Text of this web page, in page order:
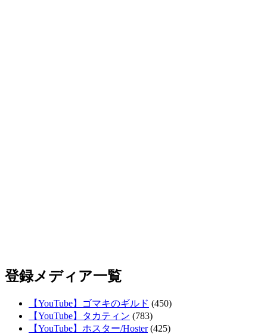
登録メディア一覧
【YouTube】ゴマキのギルド (450)
【YouTube】タカティン (783)
【YouTube】ホスター/Hoster(425)